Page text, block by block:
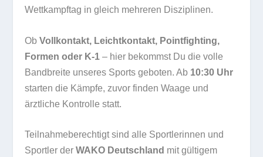
Wettkampftag in gleich mehreren Disziplinen.
ObVollkontakt, Leichtkontakt, Pointfighting,
Formen oder K-1 – hier bekommst Du die volle
Bandbreite unseres Sports geboten. Ab 10:30 Uhr
starten die Kämpfe, zuvor finden Waage und
ärztliche Kontrolle statt.
Teilnahmeberechtigt sind alle Sportlerinnen und
Sportler derWAKO Deutschland mit gültigem